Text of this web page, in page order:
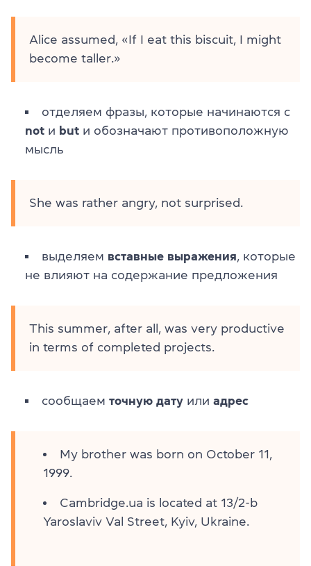
Alice assumed, «If I eat this biscuit, I might
become taller.»
отделяем фразы, которые начинаются с
not и but и обозначают противоположную
мысль
She was rather angry, not surprised.
выделяем вставные выражения, которые
не влияют на содержание предложения
This summer, after all, was very productive
in terms of completed projects.
сообщаем точную дату или адрес
My brother was born on October 11,
1999.
Cambridge.ua is located at 13/2-b
Yaroslaviv Val Street, Kyiv, Ukraine.